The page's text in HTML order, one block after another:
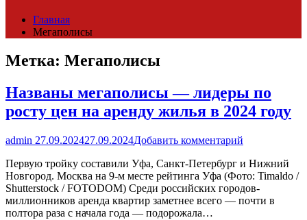
Главная
Мегаполисы
Метка: Мегаполисы
Названы мегаполисы — лидеры по
росту цен на аренду жилья в 2024 году
admin 27.09.202427.09.2024Добавить комментарий
Первую тройку составили Уфа, Санкт-Петербург и Нижний
Новгород. Москва на 9-м месте рейтинга Уфа (Фото: Timaldo /
Shutterstock / FOTODOM) Среди российских городов-
миллионников аренда квартир заметнее всего — почти в
полтора раза с начала года — подорожала…